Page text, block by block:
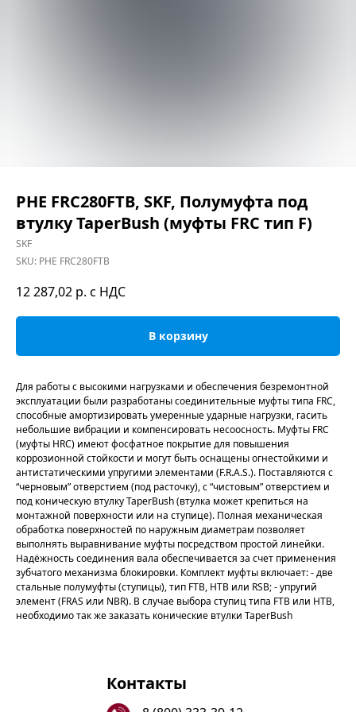
PHE FRC280FTB, SKF, Полумуфта под
втулку TaperBush (муфты FRC тип F)
SKF
SKU: PHE FRC280FTB
12 287,02 р. с НДС
В корзину
Для работы с высокими нагрузками и обеспечения безремонтной
эксплуатации были разработаны соединительные муфты типа FRC,
способные амортизировать умеренные ударные нагрузки, гасить
небольшие вибрации и компенсировать несоосность. Муфты FRC
(муфты HRC) имеют фосфатное покрытие для повышения
коррозионной стойкости и могут быть оснащены огнестойкими и
антистатическими упругими элементами (F.R.A.S.). Поставляются с
“черновым” отверстием (под расточку), с “чистовым” отверстием и
под коническую втулку TaperBush (втулка может крепиться на
монтажной поверхности или на ступице). Полная механическая
обработка поверхностей по наружным диаметрам позволяет
выполнять выравнивание муфты посредством простой линейки.
Надёжность соединения вала обеспечивается за счет применения
зубчатого механизма блокировки. Комплект муфты включает: - две
стальные полумуфты (ступицы), тип FTB, HTB или RSB; - упругий
элемент (FRAS или NBR). В случае выбора ступиц типа FTB или HTB,
необходимо так же заказать конические втулки TaperBush
Контакты